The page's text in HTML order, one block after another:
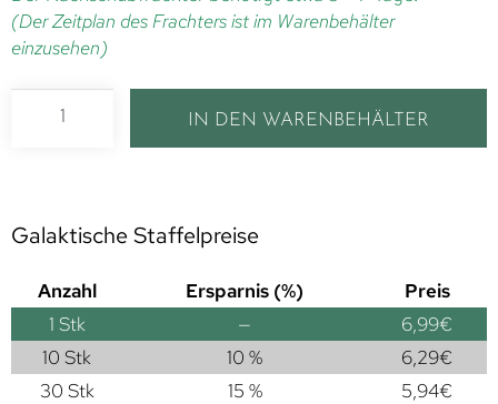
(Der Zeitplan des Frachters ist im Warenbehälter
einzusehen)
IN DEN WARENBEHÄLTER
Galaktische Staffelpreise
Anzahl Ersparnis (%)
Preis
1 Stk — 6,99€
10 Stk
10 % 6,29€
30 Stk
15 % 5,94€